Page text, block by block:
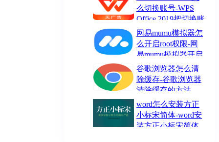
么切换账号-WPS
Office 2019把切换账
号的方法
网易mumu模拟器怎
么开启root权限-网
易mumu模拟器开启
root权限的方法谷歌浏览器怎么清
除缓存-谷歌浏览器
清除缓存的方法
word怎么安装方正
小标宋简体-word安
装方正小标宋简体